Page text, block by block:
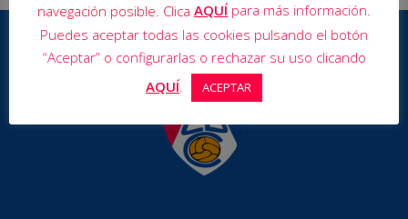
navegación posible. Clica AQUÍ para más información.
Puedes aceptar todas las cookies pulsando el botón
“Aceptar” o configurarlas o rechazar su uso clicando
AQUÍ. ACEPTAR